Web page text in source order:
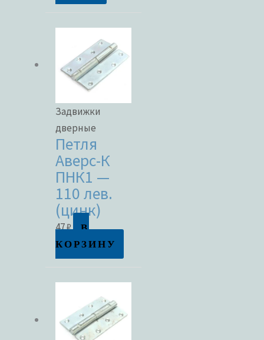
Задвижки
дверные
Петля
Аверс-К
ПНК1 —
110 лев.
(цинк)
47₽
В
КОРЗИНУ